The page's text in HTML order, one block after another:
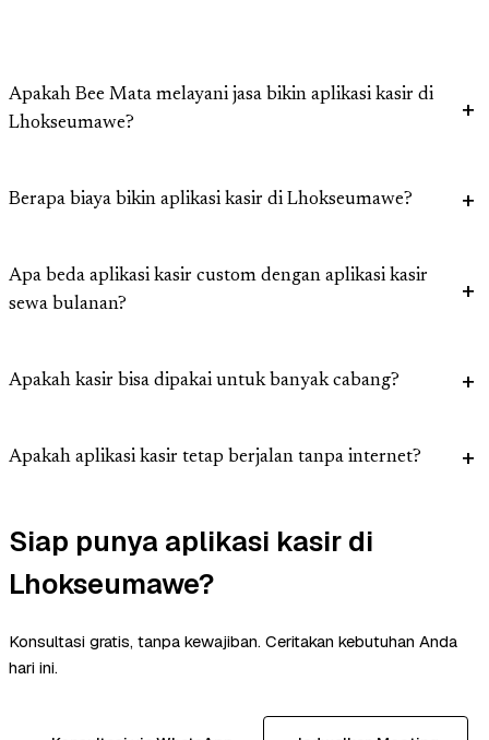
Apakah Bee Mata melayani jasa bikin aplikasi kasir di
Lhokseumawe?
Berapa biaya bikin aplikasi kasir di Lhokseumawe?
Apa beda aplikasi kasir custom dengan aplikasi kasir
sewa bulanan?
Apakah kasir bisa dipakai untuk banyak cabang?
Apakah aplikasi kasir tetap berjalan tanpa internet?
Siap punya aplikasi kasir di
Lhokseumawe?
Konsultasi gratis, tanpa kewajiban. Ceritakan kebutuhan Anda
hari ini.